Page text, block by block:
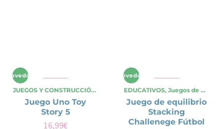
Novedad
JUEGOS Y CONSTRUCCIÓN Juegos de Mesa,OCASIONES
Juego Uno Toy
Story 5
16,99€
Novedad
EDUCATIVOS, Juegos de Mesa
Juego de equilibrio
Stacking
Challenege Fútbol